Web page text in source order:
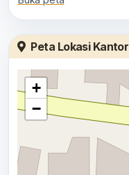
Peta Lokasi Kantor
+
−